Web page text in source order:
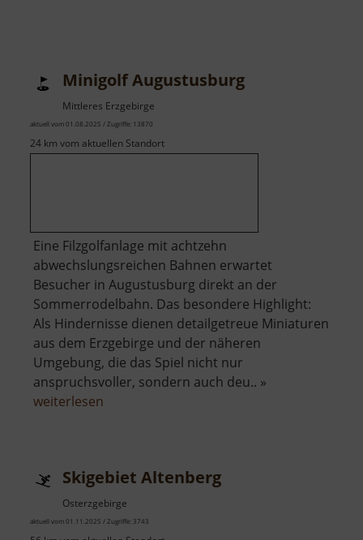
Minigolf Augustusburg
Mittleres Erzgebirge
aktuell vom 01.08.2025 / Zugriffe: 13870
24 km vom aktuellen Standort
Eine Filzgolfanlage mit achtzehn
abwechslungsreichen Bahnen erwartet
Besucher in Augustusburg direkt an der
Sommerrodelbahn. Das besondere Highlight:
Als Hindernisse dienen detailgetreue Miniaturen
aus dem Erzgebirge und der näheren
Umgebung, die das Spiel nicht nur
anspruchsvoller, sondern auch deu.. »
weiterlesen
Skigebiet Altenberg
Osterzgebirge
aktuell vom 01.11.2025 / Zugriffe: 3743